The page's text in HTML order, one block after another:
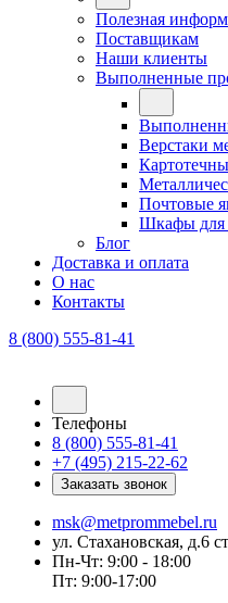
Полезная
Поставщикам
Наши клиенты
Выполненные
Верстаки
Почтовые
Шкафы для
Блог
Доставка и оплата
О нас
Контакты
8 (800) 555-81-41
Телефоны
8 (800) 555-81-41
+7 (495) 215-22-62
Заказать звонок
msk@metprommebel.ru
ул. Стахановская, д.6
Пн-Чт: 9:00 - 18:00
Пт: 9:00-17:00